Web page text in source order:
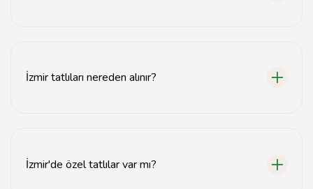
İzmir tatlıları nereden alınır?
İzmir'de özel tatlılar var mı?